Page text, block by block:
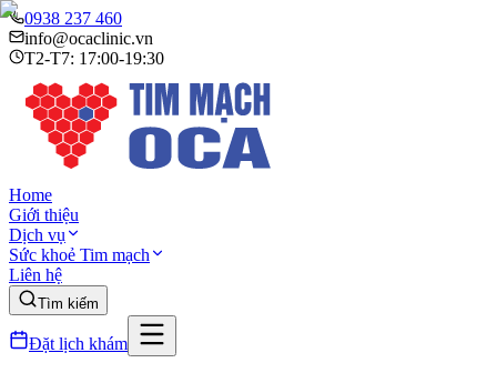
0938 237 460
info@ocaclinic.vn
T2-T7: 17:00-19:30
Home
Giới thiệu
Dịch vụ
Sức khoẻ Tim mạch
Liên hệ
Tìm kiếm
Đặt lịch khám